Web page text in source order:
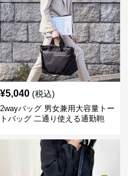
¥5,040 (税込)
2wayバッグ 男女兼用大容量トー
トバッグ 二通り使える通勤鞄